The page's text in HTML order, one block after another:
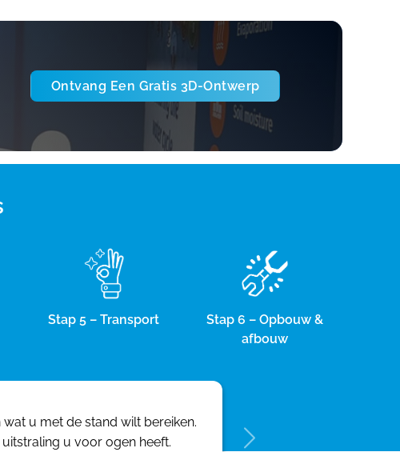
Ontvang Een Gratis 3D-Ontwerp
Stap 5 – Transport
Stap 6 – Opbouw &
afbouw
u met de stand wilt bereiken.
u voor ogen heeft.